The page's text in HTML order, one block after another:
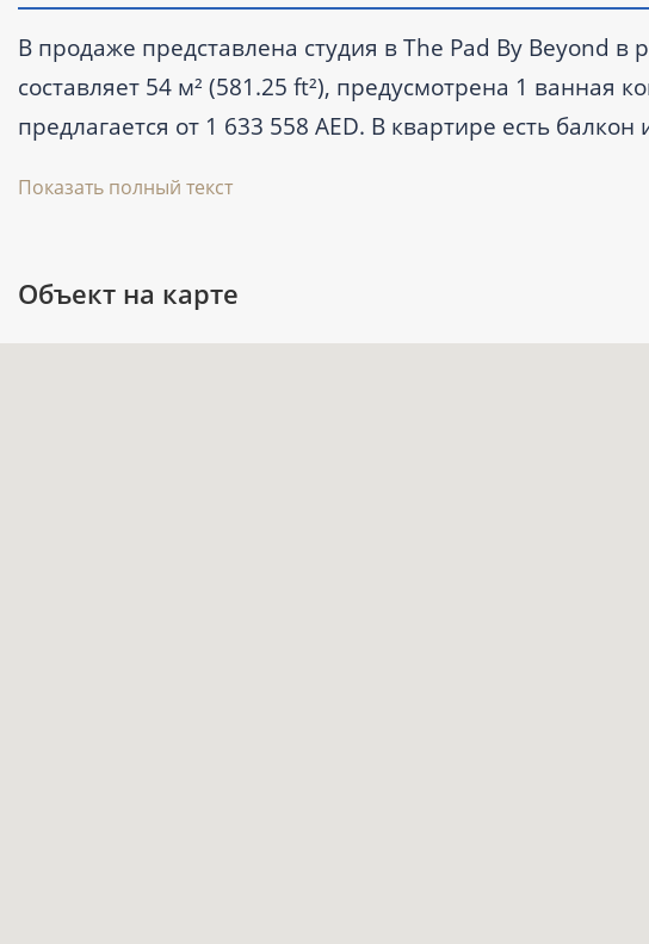
В продаже представлена студия в The Pad By Beyond
составляет 54 м² (581.25 ft²), предусмотрена 1 ванная
предлагается от 1 633 558 AED. В квартире есть
Тип: квартира, планировка — студия; ванных
Показать полный текст
Объект на карте